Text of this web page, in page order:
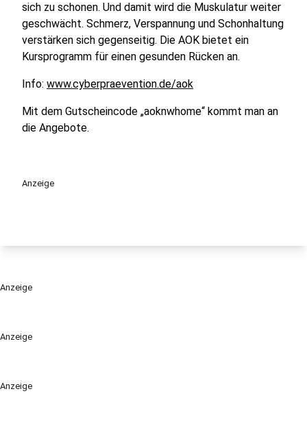
Anzeige
Anzeige
sich zu schonen. Und damit wird die Muskulatur weiter
geschwächt. Schmerz, Verspannung und Schonhaltung
verstärken sich gegenseitig. Die AOK bietet ein
Kursprogramm für einen gesunden Rücken an.
Info: www.cyberpraevention.de/aok
Mit dem Gutscheincode „aoknwhome“ kommt man an
die Angebote.
Anzeige
Anzeige